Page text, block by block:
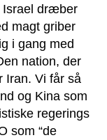
Israel dræber
magt griber
i gang med
nation, der
Iran. Vi får så
og Kina som
regerings
som “de